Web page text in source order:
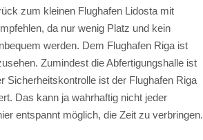
zum kleinen Flughafen Lidosta mit
da nur wenig Platz und kein
werden. Dem Flughafen Riga ist
Zumindest die Abfertigungshalle ist
ist der Flughafen Riga
Das kann ja wahrhaftig nicht jeder
entspannt möglich, die Zeit zu verbringen.